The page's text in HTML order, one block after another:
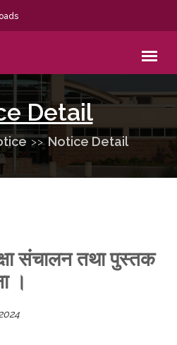
Detail
Notice Detail
संचालन तथा पुस्तक
।